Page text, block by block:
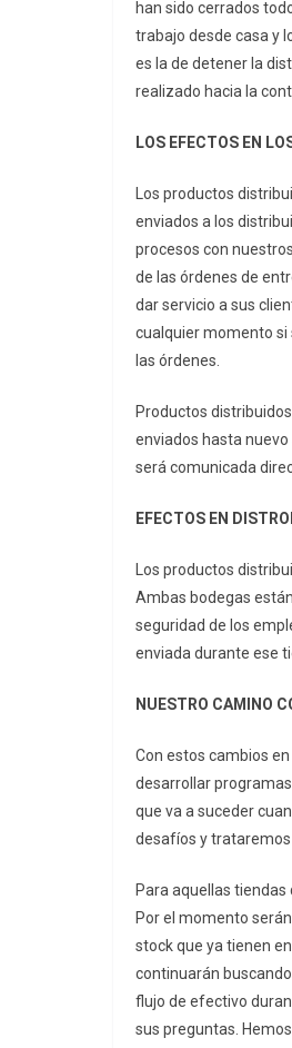
han sido cerrados
trabajo desde casa y
es la de detener la
realizado hacia la
LOS EFECTOS EN
Los productos
enviados a los
procesos con
de las órdenes de
dar servicio a sus
cualquier momento
las órdenes.
Productos
enviados hasta
será comunicada
EFECTOS EN
Los productos
Ambas bodegas
seguridad de los
enviada durante ese
NUESTRO CAMINO
Con estos cambios
desarrollar
que va a suceder
desafíos y trataremos
Para aquellas
Por el momento
stock que ya tienen
continuarán
flujo de efectivo
sus preguntas.